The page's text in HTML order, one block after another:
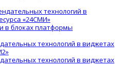
технологий в
«24СМИ»
в блоках платформы
технологий в виджетах
технологий в виджетах